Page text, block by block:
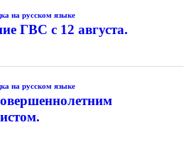
на русском языке
ГВС с 12 августа.
на русском языке